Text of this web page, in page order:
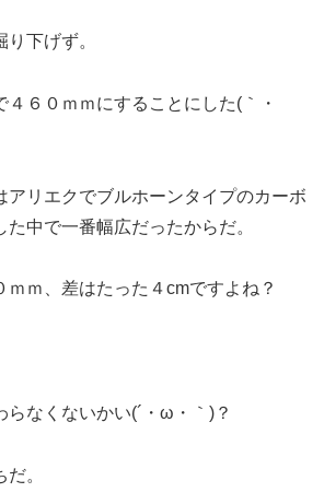
下げず。
４６０ｍｍにすることにした(｀・
アリエクでブルホーンタイプのカーボ
中で一番幅広だったからだ。
ｍｍ、差はたった４cmですよね？
らなくないかい(´・ω・｀)？
。